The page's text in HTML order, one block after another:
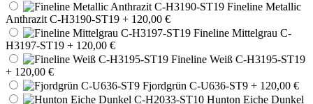
Fineline Metallic
Anthrazit C-H3190-ST19 + 120,00 €
Fineline Mittelgrau C-
H3197-ST19 + 120,00 €
Fineline Weiß C-H3195-ST19
+ 120,00 €
Fjordgrün C-U636-ST9 + 120,00 €
Hunton Eiche Dunkel